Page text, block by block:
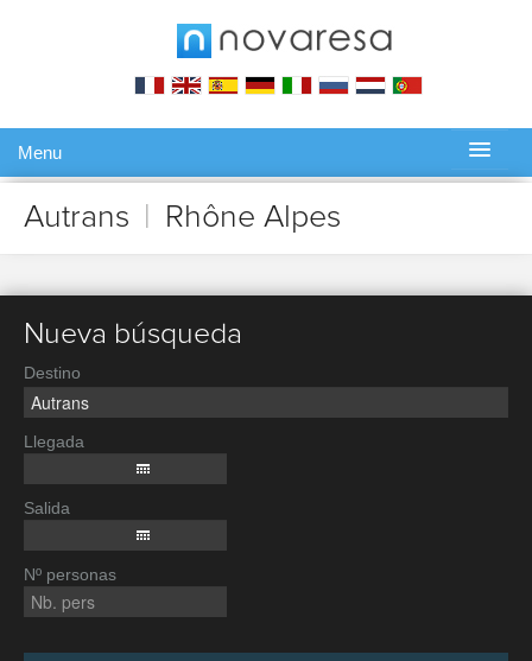
Menu
Gérer ma réservation
Autrans Rhône Alpes
Nueva búsqueda
Destino
Llegada
Salida
Nº personas